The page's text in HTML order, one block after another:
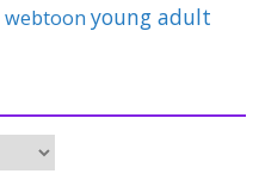
webtoon young adult